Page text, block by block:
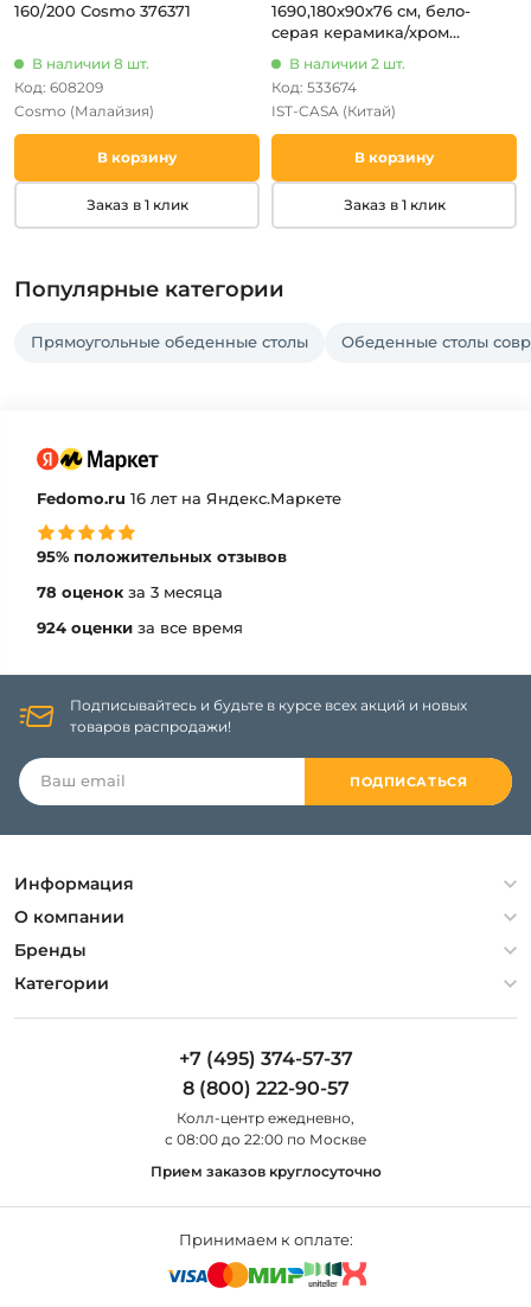
160/200 Cosmo 376371
В наличии 8 шт.
Код: 608209
Cosmo (Малайзия)
В корзину
Заказ в 1 клик
1690,180х90х76 см, бело-
серая керамика/хром
В наличии 2 шт.
Код: 533674
IST-CASA (Китай)
В корзину
Заказ в 1 клик
Популярные категории
Прямоугольные обеденные столы Обеденные столы
Fedomo.ru 16 лет на Яндекс.Маркете
95% положительных отзывов
78 оценок за 3 месяца
924 оценки за все время
Подписывайтесь и будьте в курсе всех акций и новых
товаров распродажи!
ПОДПИСАТЬСЯ
Информация
Политика конфиденциальности
Гарантия
Оплата и доставка
О компании
О компании
Контакты
Бренды
Artelamp
Категории
Люстры
Уличные светильники
+7 (495) 374-57-37
8 (800) 222-90-57
Колл-центр eжедневно,
с 08:00 до 22:00 по Москве
Прием заказов круглосуточно
Принимаем к оплате: